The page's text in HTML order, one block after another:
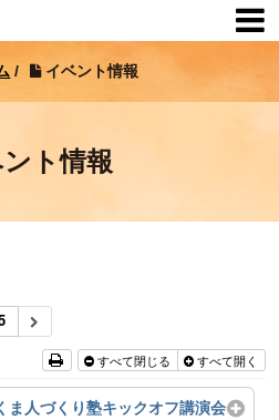
/ イベント情報
ト情報
すべて閉じる すべて開く
ま人づくり塾キックオフ講演会